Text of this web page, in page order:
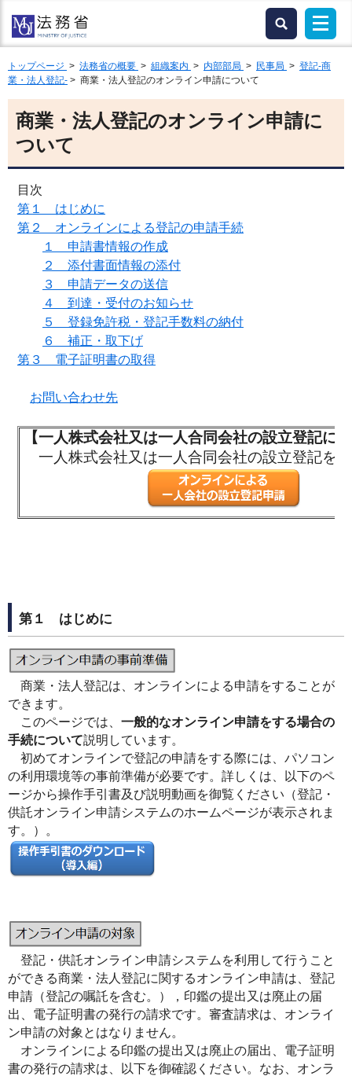
トップページ > 法務省の概要 > 組織案内 > 内部部局 > 民事局 > 登記-商
業・法人登記- > 商業・法人登記のオンライン申請について
商業・法人登記のオンライン申請に
ついて
目次
第１ はじめに
第２ オンラインによる登記の申請手続
１ 申請書情報の作成
２ 添付書面情報の添付
３ 申請データの送信
４ 到達・受付のお知らせ
５ 登録免許税・登記手数料の納付
６ 補正・取下げ
第３ 電子証明書の取得
お問い合わせ先
【一人株式会社又は一人合同会社の設立登記に
一人株式会社又は一人合同会社の設立登記を
第１ はじめに
商業・法人登記は、オンラインによる申請をすることが
できます。
このページでは、 一般的なオンライン申請をする場合の
手続について説明しています。
初めてオンラインで登記の申請をする際には、パソコン
の利用環境等の事前準備が必要です。詳しくは、以下のペ
ージから操作手引書及び説明動画を御覧ください（登記・
供託オンライン申請システムのホームページが表示されま
す。）。
登記・供託オンライン申請システムを利用して行うこと
ができる商業・法人登記に関するオンライン申請は、登記
申請（登記の嘱託を含む。），印鑑の提出又は廃止の届
出、電子証明書の発行の請求です。審査請求は、オンライ
ン申請の対象とはなりません。
オンラインによる印鑑の提出又は廃止の届出、電子証明
書の発行の請求は、以下を御確認ください。なお、オンラ